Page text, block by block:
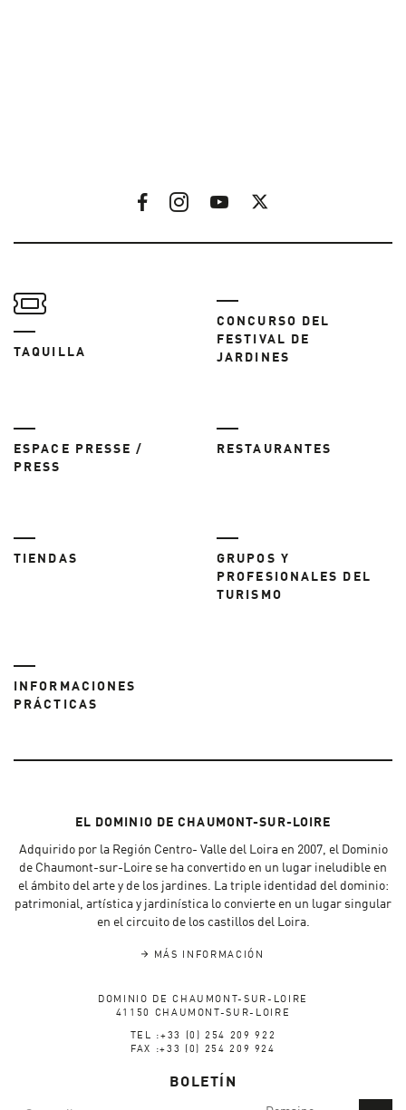
TAQUILLA
CONCURSO DEL
FESTIVAL DE
JARDINES
ESPACE PRESSE /
PRESS
RESTAURANTES
TIENDAS
GRUPOS Y
PROFESIONALES DEL
TURISMO
INFORMACIONES
PRÁCTICAS
EL DOMINIO DE CHAUMONT-SUR-LOIRE
Adquirido por la Región Centro- Valle del Loira en 2007, el Dominio
de Chaumont-sur-Loire se ha convertido en un lugar ineludible en
el ámbito del arte y de los jardines. La triple identidad del dominio:
patrimonial, artística y jardinística lo convierte en un lugar singular
en el circuito de los castillos del Loira.
MÁS INFORMACIÓN
DOMINIO DE CHAUMONT-SUR-LOIRE
41150 CHAUMONT-SUR-LOIRE
TEL :+33 (0) 254 209 922
FAX :+33 (0) 254 209 924
BOLETÍN